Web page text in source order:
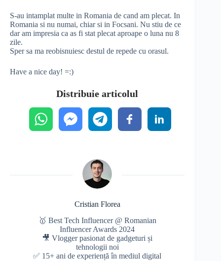
S-au intamplat multe in Romania de cand am plecat. In
Romania si nu numai, chiar si in Focsani. Nu stiu de ce
dar am impresia ca as fi stat plecat aproape o luna nu 8
zile.
Sper sa ma reobisnuiesc destul de repede cu orasul.
Have a nice day! =:)
Distribuie articolul
Cristian Florea
🥇 Best Tech Influencer @ Romanian
Influencer Awards 2024
🎥 Vlogger pasionat de gadgeturi și
tehnologii noi
✅ 15+ ani de experiență în mediul digital